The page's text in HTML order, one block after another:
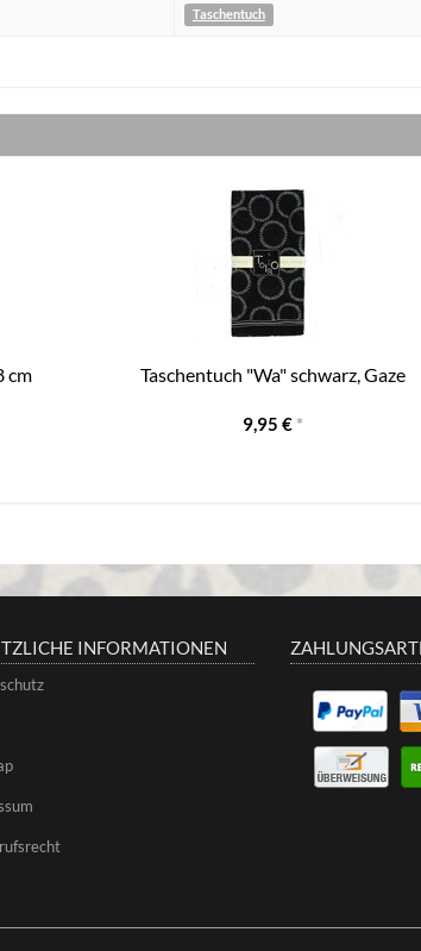
Taschentuch
cm Taschentuch "Wa" schwarz, Gaze
9,95 € *
INFORMATIONEN